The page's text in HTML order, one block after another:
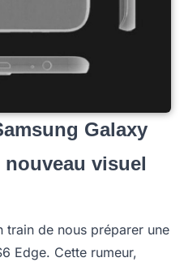
Galaxy
visuel
train de nous préparer une
Edge. Cette rumeur,